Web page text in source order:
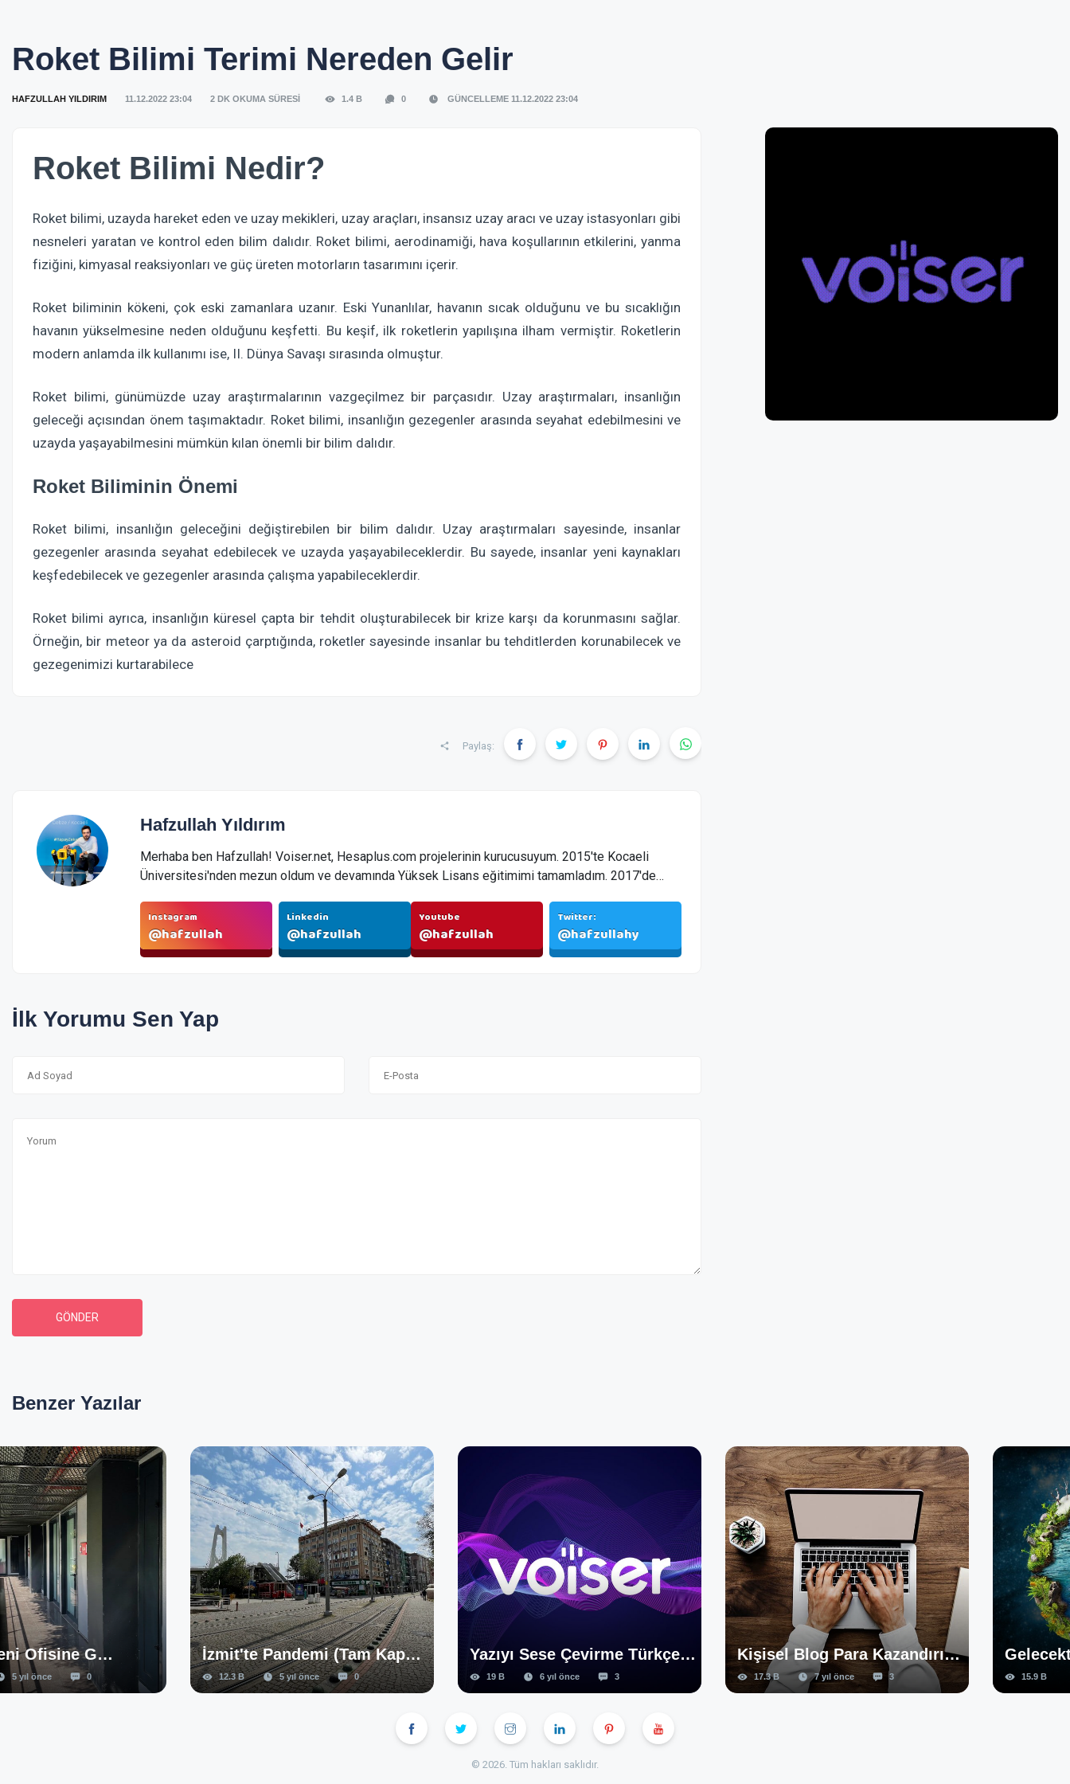
Roket Bilimi Terimi Nereden Gelir
HAFZULLAH YILDIRIM 11.12.2022 23:04 2 DK OKUMA SÜRESİ 1.4 B 0 GÜNCELLEME 11.12.2022 23:04
Roket Bilimi Nedir?
Roket bilimi, uzayda hareket eden ve uzay mekikleri, uzay araçları, insansız uzay aracı ve uzay istasyonları gibi
nesneleri yaratan ve kontrol eden bilim dalıdır. Roket bilimi, aerodinamiği, hava koşullarının etkilerini, yanma
fiziğini, kimyasal reaksiyonları ve güç üreten motorların tasarımını içerir.
Roket biliminin kökeni, çok eski zamanlara uzanır. Eski Yunanlılar, havanın sıcak olduğunu ve bu sıcaklığın
havanın yükselmesine neden olduğunu keşfetti. Bu keşif, ilk roketlerin yapılışına ilham vermiştir. Roketlerin
modern anlamda ilk kullanımı ise, II. Dünya Savaşı sırasında olmuştur.
Roket bilimi, günümüzde uzay araştırmalarının vazgeçilmez bir parçasıdır. Uzay araştırmaları, insanlığın
geleceği açısından önem taşımaktadır. Roket bilimi, insanlığın gezegenler arasında seyahat edebilmesini ve
uzayda yaşayabilmesini mümkün kılan önemli bir bilim dalıdır.
Roket Biliminin Önemi
Roket bilimi, insanlığın geleceğini değiştirebilen bir bilim dalıdır. Uzay araştırmaları sayesinde, insanlar
gezegenler arasında seyahat edebilecek ve uzayda yaşayabileceklerdir. Bu sayede, insanlar yeni kaynakları
keşfedebilecek ve gezegenler arasında çalışma yapabileceklerdir.
Roket bilimi ayrıca, insanlığın küresel çapta bir tehdit oluşturabilecek bir krize karşı da korunmasını sağlar.
Örneğin, bir meteor ya da asteroid çarptığında, roketler sayesinde insanlar bu tehditlerden korunabilecek ve
gezegenimizi kurtarabilece
Paylaş:
Hafzullah Yıldırım
Merhaba ben Hafzullah! Voiser.net, Hesaplus.com projelerinin kurucusuyum. 2015'te Kocaeli
Üniversitesi'nden mezun oldum ve devamında Yüksek Lisans eğitimimi tamamladım. 2017'de
Instagram
@hafzullah
Linkedin
@hafzullah
Youtube
@hafzullah
Twitter:
@hafzullahy
İlk Yorumu Sen Yap
GÖNDER
Benzer Yazılar
İzmit'te Pandemi (Tam Kapanma)
12.3 B
Yazıyı Sese Çevirme Türkçe Seslendirme Programı
19 B 6 yıl önce
Kişisel Blog Para Kazandırır Mı
17.3 B
Gelecekte Teknoloji Nasıl Olacak - Kompozisyon
15.9 B 7 yıl önce
© 2026. Tüm hakları saklıdır.